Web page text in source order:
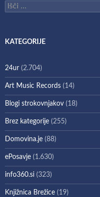
Išči:
KATEGORIJE
24ur (2.704)
Art Music Records (14)
Blogi strokovnjakov (18)
Brez kategorije (255)
Domovina.je (88)
ePosavje (1.630)
info360.si (323)
Knjižnica Brežice (19)